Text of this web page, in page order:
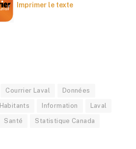
Imprimer le texte
Courrier Laval Données
Habitants Information Laval
Santé Statistique Canada